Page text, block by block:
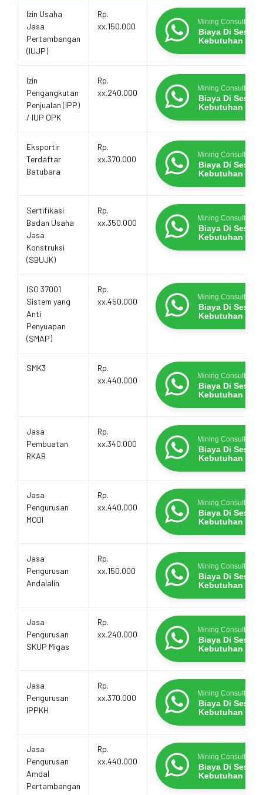
Biaya
Layanan
Promo Terbatas
Izin Usaha
Jasa
Pertambangan
(IUJP)
Rp.
xx.150.000
Mining Consultants
Biaya Di
Kebutuhan
Izin
Pengangkutan
Penjualan (IPP)
/ IUP OPK
Rp.
xx.240.000
Mining Consultants
Biaya Di
Kebutuhan
Eksportir
Terdaftar
Batubara
Rp.
xx.370.000
Mining Consultants
Biaya Di
Kebutuhan
Sertifikasi
Badan Usaha
Jasa
Konstruksi
(SBUJK)
Rp.
xx.350.000
Mining Consultants
Biaya Di
Kebutuhan
ISO 37001
Sistem yang
Anti
Penyuapan
(SMAP)
Rp.
xx.450.000
Mining Consultants
Biaya Di
Kebutuhan
SMK3
Rp.
xx.440.000
Mining Consultants
Biaya Di
Kebutuhan
Jasa
Pembuatan
RKAB
Rp.
xx.340.000
Mining Consultants
Biaya Di
Kebutuhan
Jasa
Pengurusan
MODI
Rp.
xx.440.000
Mining Consultants
Biaya Di
Kebutuhan
Jasa
Pengurusan
Andalalin
Rp.
xx.150.000
Mining Consultants
Biaya Di
Kebutuhan
Jasa
Pengurusan
SKUP Migas
Rp.
xx.240.000
Mining Consultants
Biaya Di
Kebutuhan
Jasa
Pengurusan
IPPKH
Rp.
xx.370.000
Mining Consultants
Biaya Di
Kebutuhan
Jasa
Pengurusan
Amdal
Pertambangan
Rp.
xx.440.000
Mining Consultants
Biaya Di
Kebutuhan